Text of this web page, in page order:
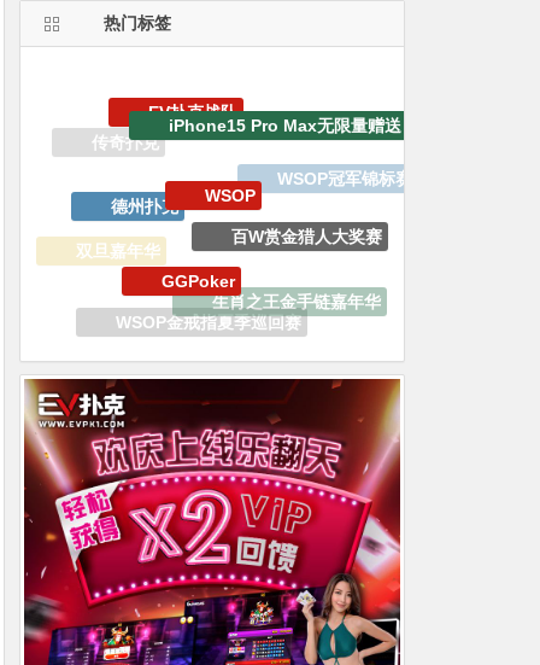
热门标签
GoG黄金游戏
WSOP线上金手链
德州扑克
WSOP
百W赏金猎人大奖赛
生肖之王金手链嘉年华
WSOP金戒指夏季巡回赛
GGPoker